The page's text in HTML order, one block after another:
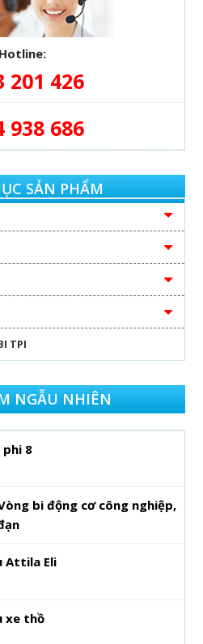
Hotline:
201 426
938 686
SẢN PHẨM
TPI
NGẪU NHIÊN
phi 8
bi động cơ công nghiệp,
Attila Eli
xe thồ